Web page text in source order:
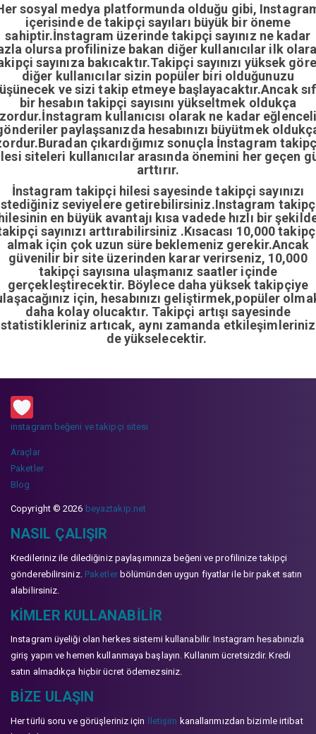
sosyal medya platformunda olduğu gibi,
içerisinde de takipçi sayıları büyük bir öneme
sahiptir.İnstagram üzerinde takipçi sayınız ne kadar
olursa profilinize bakan diğer kullanıcılar ilk
sayınıza bakıcaktır.Takipçi sayınızı yüksek
diğer kullanıcılar sizin popüler biri olduğunuzu
ve sizi takip etmeye başlayacaktır.Ancak
bir hesabın takipçi sayısını yükseltmek oldukça
kullanıcısı olarak ne kadar
paylaşsanızda hesabınızı büyütmek
çıkardığımız sonuçla İnstagram
siteleri kullanıcılar arasında önemini her geçen
arttırır.
İnstagram takipçi hilesi sayesinde takipçi sayınızı
seviyelere getirebilirsiniz.Instagram
en büyük avantajı kısa vadede hızlı bir
sayınızı arttırabilirsiniz .Kısacası 10,000
almak için çok uzun süre beklemeniz gerekir.Ancak
güvenilir bir site üzerinden karar verirseniz, 10,000
takipçi sayısına ulaşmanız saatler içinde
gerçekleştirecektir. Böylece daha yüksek takipçiye
için, hesabınızı geliştirmek,popüler
daha kolay olucaktır. Takipçi artışı sayesinde
artıcak, aynı zamanda
de yükselecektir.
instagram beğeni ve takipçi sitesi
Araçlar
Paketler
Blog
Copyright © 2026 beyaztakip.net
NASIL ÇALIŞIR
Kredileriniz ile dilediğiniz paylaşımınıza beğeni ve profilinize takipçi
gönderebilirsiniz. Paketlerbölümünden uygun fiyatlar ile bir paket satın
alabilirsiniz.
KIMLER KULLANABILIR
Instagram üyeliği olan herkes sistemi kullanabilir. Instagram hesabınızla
giriş yapın ve hemen kullanmaya başlayın. Kullanım ücretsizdir. Kredi
satın almadıkça hiçbir ücret ödemezsiniz.
BIZE ULAŞIN
Her türlü soru ve görüşleriniz için İletişim kanallarımızdan bizimle irtibat